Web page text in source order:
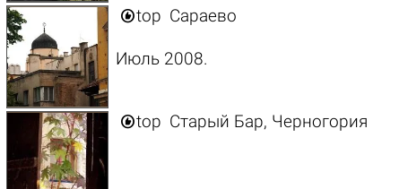
top Сараево
Июль 2008.
top Старый Бар, Черногория